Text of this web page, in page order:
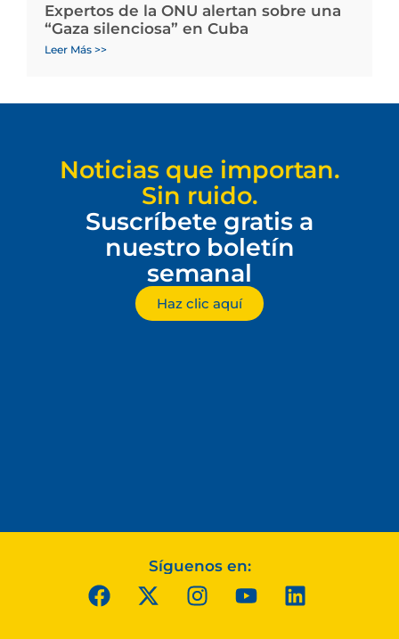
Expertos de la ONU alertan sobre una
“Gaza silenciosa” en Cuba
Leer Más >>
Noticias que importan.
Sin ruido.
Suscríbete gratis a
nuestro boletín
semanal
Haz clic aquí
Síguenos en: